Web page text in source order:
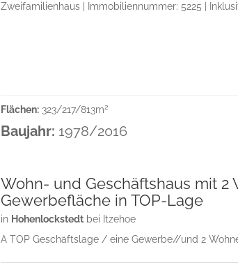
Zweifamilienhaus | Immobiliennummer: 5225 |
Flächen:323/217/813m2
Baujahr: 1978/2016
Wohn- und Geschäftshaus mit 2
Gewerbefläche in TOP-Lage
in Hohenlockstedtbei Itzehoe
A TOP Geschäftslage / eine Gewerbe//und 2